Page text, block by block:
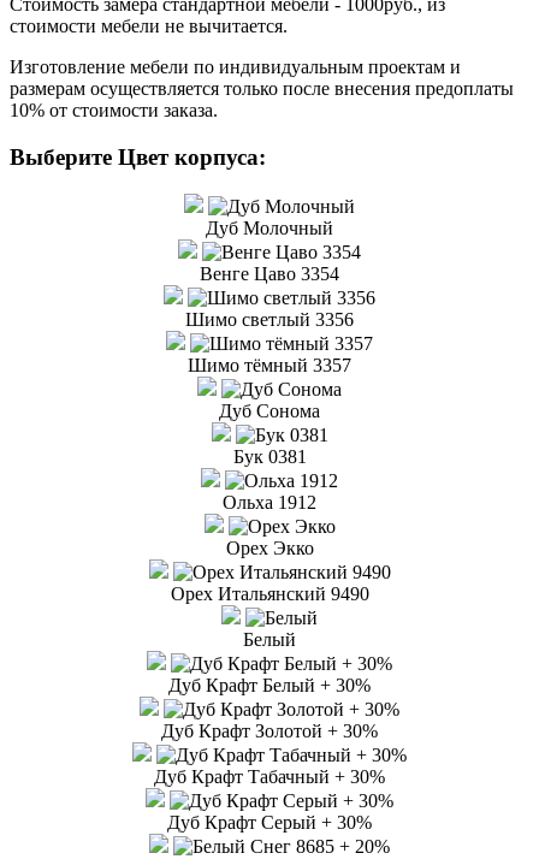
Стоимость замера стандартной мебели - 1000руб., из
стоимости мебели не вычитается.
Изготовление мебели по индивидуальным проектам и
размерам осуществляется только после внесения предоплаты
10% от стоимости заказа.
Выберите Цвет корпуса:
Дуб Молочный
Венге Цаво 3354
Шимо светлый 3356
Шимо тёмный 3357
Дуб Сонома
Бук 0381
Ольха 1912
Орех Экко
Орех Итальянский 9490
Белый
Дуб Крафт Белый + 30%
Дуб Крафт Золотой + 30%
Дуб Крафт Табачный + 30%
Дуб Крафт Серый + 30%